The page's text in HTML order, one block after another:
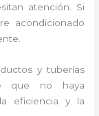
atención. Si
acondicionado
y tuberías
que no haya
eficiencia y la